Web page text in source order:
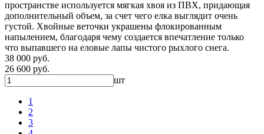
пространстве используется мягкая хвоя из ПВХ, придающая
дополнительный объем, за счет чего елка выглядит очень
густой. Хвойные веточки украшены флокированным
напылением, благодаря чему создается впечатление только
что выпавшего на еловые лапы чистого рыхлого снега.
38 000 руб.
26 600 руб.
шт
1
2
3